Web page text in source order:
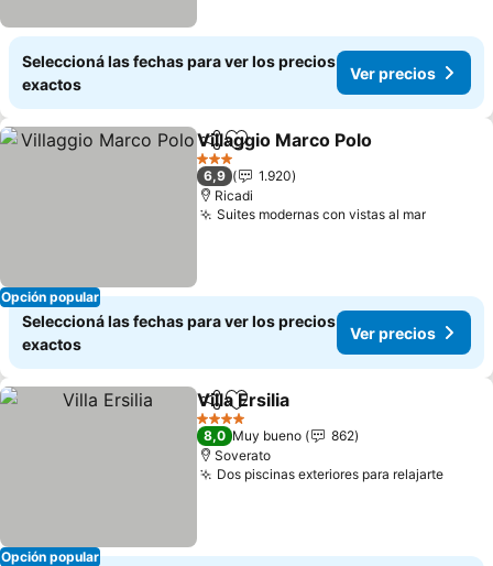
Seleccioná las fechas para ver los precios
exactos
Ver precios
Opción popular
CompartirAñadir a favoritos
Villaggio Marco Polo
3 Estrellas
6,9
1.920
Ricadi
Suites modernas con vistas al mar
Seleccioná las fechas para ver los precios
exactos
Ver precios
Opción popular
CompartirAñadir a favoritos
Villa Ersilia
4 Estrellas
8,0 Muy bueno
862
Soverato
Dos piscinas exteriores para relajarte